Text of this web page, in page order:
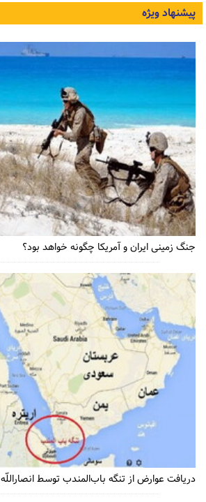
پیشنهاد ویژه
جنگ زمینی ایران و آمریکا چگونه خواهد بود؟
دریافت عوارض از تنگه باب‌المندب توسط انصاراللّه